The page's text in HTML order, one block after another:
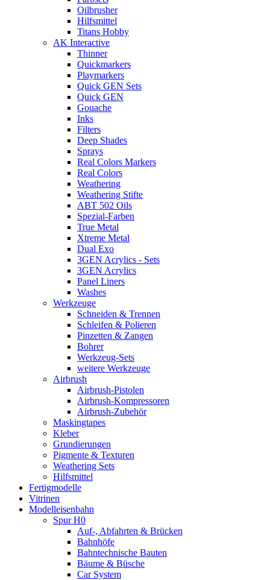
Oilbrusher
Hilfsmittel
Titans Hobby
AK Interactive
Thinner
Quickmarkers
Playmarkers
Quick GEN Sets
Quick GEN
Gouache
Inks
Filters
Deep Shades
Sprays
Real Colors Markers
Real Colors
Weathering
Weathering Stifte
ABT 502 Oils
Spezial-Farben
True Metal
Xtreme Metal
Dual Exo
3GEN Acrylics - Sets
3GEN Acrylics
Panel Liners
Washes
Werkzeuge
Schneiden & Trennen
Schleifen & Polieren
Pinzetten & Zangen
Bohrer
Werkzeug-Sets
weitere Werkzeuge
Airbrush
Airbrush-Pistolen
Airbrush-Kompressoren
Airbrush-Zubehör
Maskingtapes
Kleber
Grundierungen
Pigmente & Texturen
Weathering Sets
Hilfsmittel
Fertigmodelle
Vitrinen
Modelleisenbahn
Spur H0
Auf-, Abfahrten & Brücken
Bahnhöfe
Bahntechnische Bauten
Bäume & Büsche
Car System